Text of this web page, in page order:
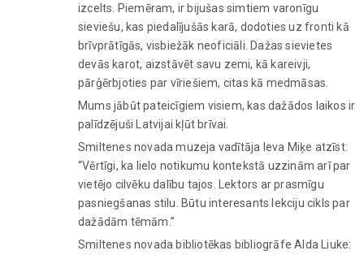
izcelts. Piemēram, ir bijušas simtiem varonīgu
sieviešu, kas piedalījušās karā, dodoties uz fronti kā
brīvprātīgās, visbiežāk neoficiāli. Dažas sievietes
devās karot, aizstāvēt savu zemi, kā kareivji,
pārģērbjoties par vīriešiem, citas kā medmāsas.
Mums jābūt pateicīgiem visiem, kas dažādos laikos ir
palīdzējuši Latvijai kļūt brīvai.
Smiltenes novada muzeja vadītāja Ieva Miķe atzīst:
“Vērtīgi, ka lielo notikumu kontekstā uzzinām arī par
vietējo cilvēku dalību tajos. Lektors ar prasmīgu
pasniegšanas stilu. Būtu interesants lekciju cikls par
dažādām tēmām.”
Smiltenes novada bibliotēkas bibliogrāfe Alda Liuke: